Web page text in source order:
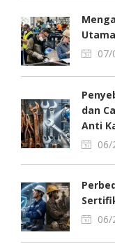
07/
dan
Anti
06/
06/